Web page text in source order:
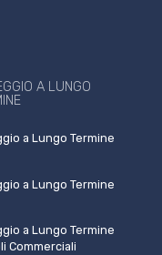
A LUNGO
a Lungo Termine
a Lungo Termine
a Lungo Termine
Commerciali